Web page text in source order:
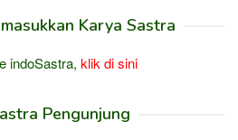
Karya Sastra
indoSastra, klik di sini
Pengunjung